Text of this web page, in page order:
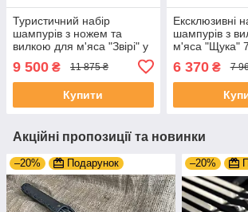
Туристичний набір
шампурів з ножем та
вилкою для м'яса "Звірі" у
подарунок Свату на
ювілей
9 500 ₴ 11 875 ₴
Купити
Ексклюзивні
шампурів з
м'яса "Щука"
ювілей
6 370₴ 7
Акційні пропозиції та новинки
–20% Подарунок –20%